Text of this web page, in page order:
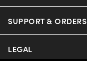
Our Sunglasses
Offers & Discount
Insurance
SUPPORT & ORDERS
Help Center
LEGAL